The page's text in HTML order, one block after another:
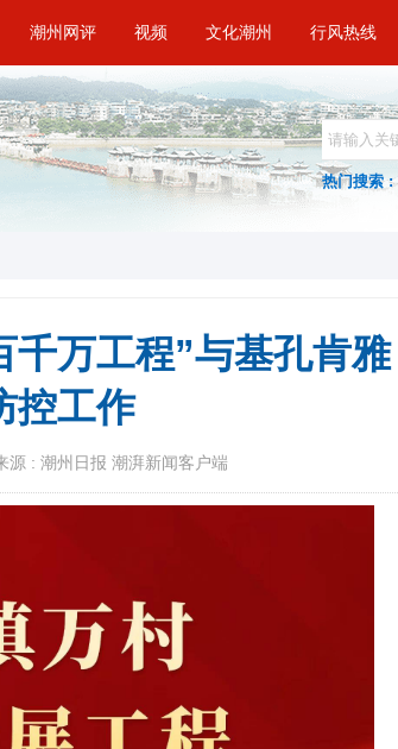
潮州网评 视频 文化潮州 行风热线
热门搜索 :
千万工程”与基孔肯雅
控工作
源 : 潮州日报 潮湃新闻客户端